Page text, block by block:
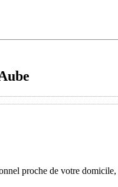
proche de votre